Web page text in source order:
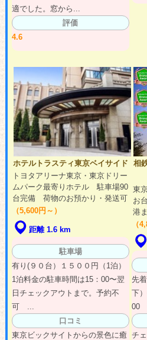
適でした。窓から...
評価
4.6
ホテルトラスティ東京ベイサイド
トヨタアリーナ東京・東京ドリー
ムパーク最寄りホテル 駐車場90
台完備 荷物のお預かり・発送可
（5,600円～）
距離 1.6 km
駐車場
有り(９０台）１５００円（1泊）
1泊料金の駐車時間は15：00〜翌
日チェックアウトまで。予約不
可 ...
口コミ
東京ビックサイトからの景色に癒
相
東
お
港
（
先
下
00
チ